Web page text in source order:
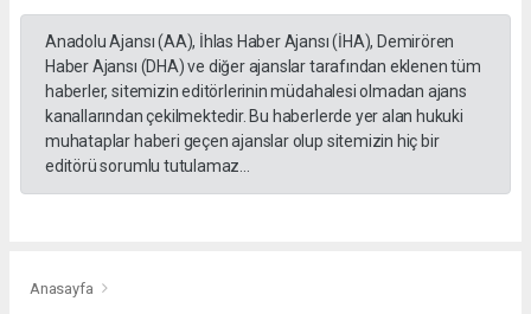
Anadolu Ajansı (AA), İhlas Haber Ajansı (İHA), Demirören
Haber Ajansı (DHA) ve diğer ajanslar tarafından eklenen tüm
haberler, sitemizin editörlerinin müdahalesi olmadan ajans
kanallarından çekilmektedir. Bu haberlerde yer alan hukuki
muhataplar haberi geçen ajanslar olup sitemizin hiç bir
editörü sorumlu tutulamaz...
Anasayfa